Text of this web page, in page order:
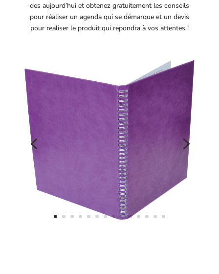
des aujourd’hui et obtenez gratuitement les conseils
pour réaliser un agenda qui se démarque et un devis
pour realiser le produit qui repondra à vos attentes !